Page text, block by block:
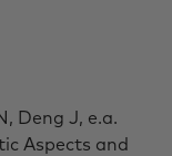
Deng J, e.a.
Aspects and